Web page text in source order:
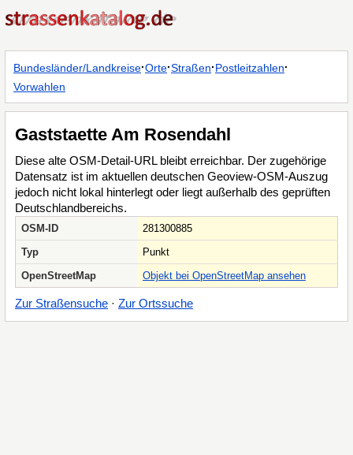
Bundesländer/Landkreise·Orte·Straßen·Postleitzahlen·
Vorwahlen
Gaststaette Am Rosendahl
Diese alte OSM-Detail-URL bleibt erreichbar. Der zugehörige
Datensatz ist im aktuellen deutschen Geoview-OSM-Auszug
jedoch nicht lokal hinterlegt oder liegt außerhalb des geprüften
Deutschlandbereichs.
OSM-ID
281300885
Typ
Punkt
OpenStreetMap
Objekt bei OpenStreetMap ansehen
Zur Straßensuche · Zur Ortssuche